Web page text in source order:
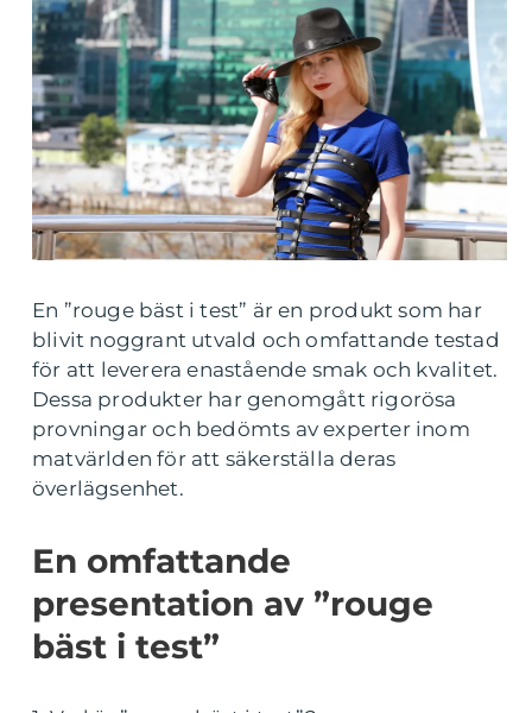
En ”rouge bäst i test” är en produkt som har
blivit noggrant utvald och omfattande testad
för att leverera enastående smak och kvalitet.
Dessa produkter har genomgått rigorösa
provningar och bedömts av experter inom
matvärlden för att säkerställa deras
överlägsenhet.
En omfattande
presentation av ”rouge
bäst i test”